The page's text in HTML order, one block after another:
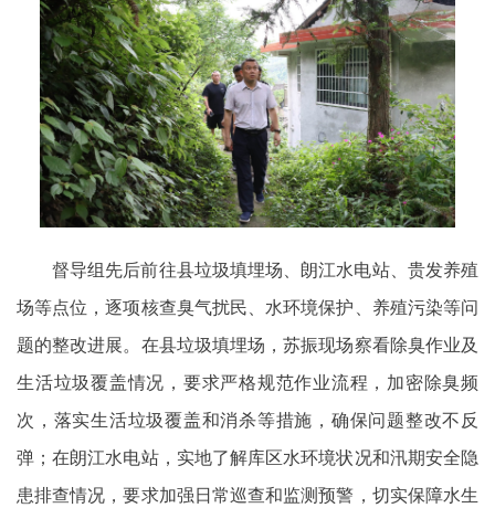
督导组先后前往县垃圾填埋场、朗江水电站、贵发养殖
场等点位，逐项核查臭气扰民、水环境保护、养殖污染等问
题的整改进展。在县垃圾填埋场，苏振现场察看除臭作业及
生活垃圾覆盖情况，要求严格规范作业流程，加密除臭频
次，落实生活垃圾覆盖和消杀等措施，确保问题整改不反
弹；在朗江水电站，实地了解库区水环境状况和汛期安全隐
患排查情况，要求加强日常巡查和监测预警，切实保障水生